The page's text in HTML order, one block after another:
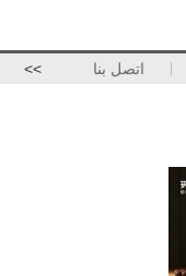
اتصل بنا >>